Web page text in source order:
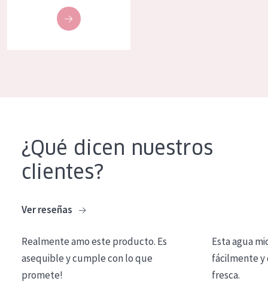
COLECCIÓN
Piel sensible
Piel normal y seca
Piel mixata o grasa
Piel madura
Piel menopáusica
EDAD
¿Qué dicen nuestros
clientes?
Ver reseñas
Realmente amo este producto. Es
asequible y cumple con lo que
promete!
Esta agua
fácilmente y
fresca.